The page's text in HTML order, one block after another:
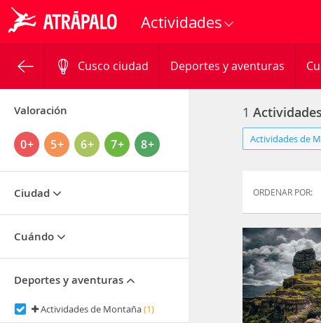
Actividades
Cusco ciudad Deportes y aventuras
Valoración
0+ 5+ 6+ 7+ 8+
Ciudad
Cuándo
Deportes y aventuras
Actividades de Montaña(1)
1
Actividades de
ORDENAR POR: